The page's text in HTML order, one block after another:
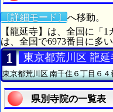
〔詳細モード〕 へ移動。
【龍延寺】は、全国に「
は、全国で6973番目に多い
1 東京都荒川区 龍延
東京都荒川区南千住６丁目６４
県別寺院の一覧表